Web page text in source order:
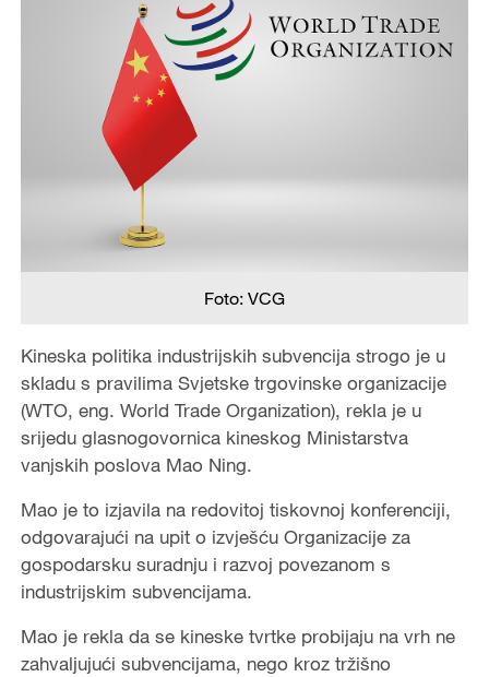
Foto: VCG
Kineska politika industrijskih subvencija strogo je u
skladu s pravilima Svjetske trgovinske organizacije
(WTO, eng. World Trade Organization), rekla je u
srijedu glasnogovornica kineskog Ministarstva
vanjskih poslova Mao Ning.
Mao je to izjavila na redovitoj tiskovnoj konferenciji,
odgovarajući na upit o izvješću Organizacije za
gospodarsku suradnju i razvoj povezanom s
industrijskim subvencijama.
Mao je rekla da se kineske tvrtke probijaju na vrh ne
zahvaljujući subvencijama, nego kroz tržišno